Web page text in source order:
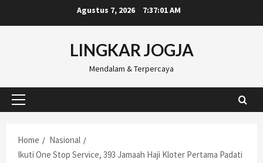
to
Agustus 7, 2026 7:37:02 AM
LINGKAR JOGJA
Mendalam & Terpercaya
Primary
Home
Nasional
Ikuti One Stop Service, 393 Jamaah Haji Kloter Pertama Padati